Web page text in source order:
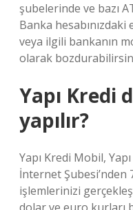
şubelerinde ve bazı
Banka hesabınızdaki
veya ilgili bankanın
olarak
Yapı Kredi
yapılır?
Yapı Kredi Mobil,
İnternet Şubesi’nden
işlemlerinizi